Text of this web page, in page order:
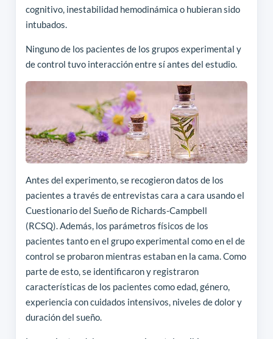
cognitivo, inestabilidad hemodinámica o hubieran sido
intubados.
Ninguno de los pacientes de los grupos experimental y
de control tuvo interacción entre sí antes del estudio.
Antes del experimento, se recogieron datos de los
pacientes a través de entrevistas cara a cara usando el
Cuestionario del Sueño de Richards-Campbell
(RCSQ). Además, los parámetros físicos de los
pacientes tanto en el grupo experimental como en el de
control se probaron mientras estaban en la cama. Como
parte de esto, se identificaron y registraron
características de los pacientes como edad, género,
experiencia con cuidados intensivos, niveles de dolor y
duración del sueño.